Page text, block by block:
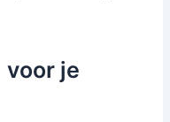
voor je